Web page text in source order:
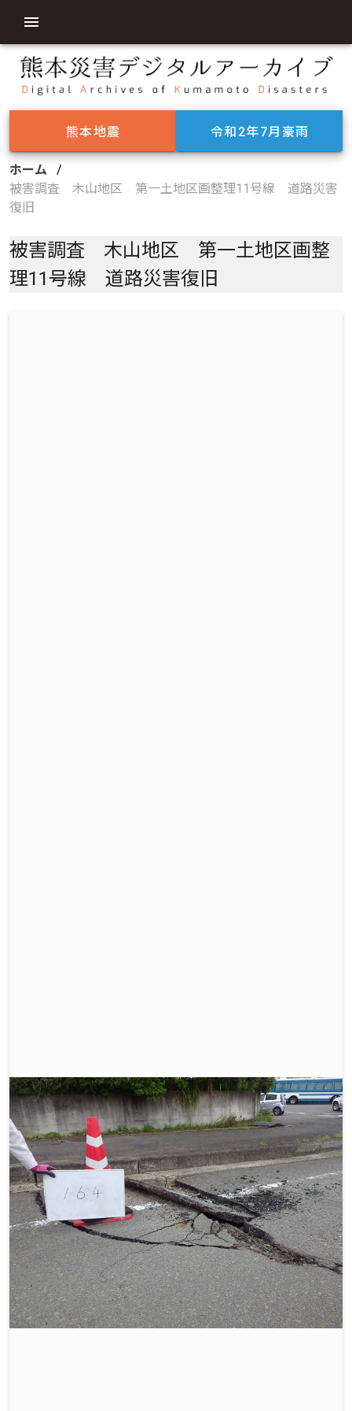
熊本地震 令和2年7月豪雨
ホーム
/
被害調査 木山地区 第一土地区画整理11号線 道路災害
復旧
被害調査 木山地区 第一土地区画整
理11号線 道路災害復旧